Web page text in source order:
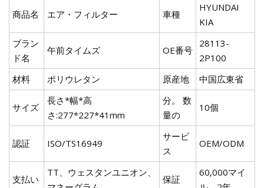
商品名 エア・フィルター 車種
HYUNDAI
KIA
ブラン
ド名
午前タイムズ OE番号
28113-
2P100
材料
ポリウレタン 原産地 中国広東省
サイズ
長さ*幅*高
さ:277*227*41mm
分。 数
量の
10個
認証 ISO/TS16949
サービ
ス
OEM/ODM
支払い
TT、ウェスタンユニオン、
保証
60,000マイ